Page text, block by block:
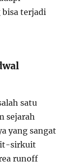
terjadi
satu
sejarah
yang sangat
sirkuit
runoff